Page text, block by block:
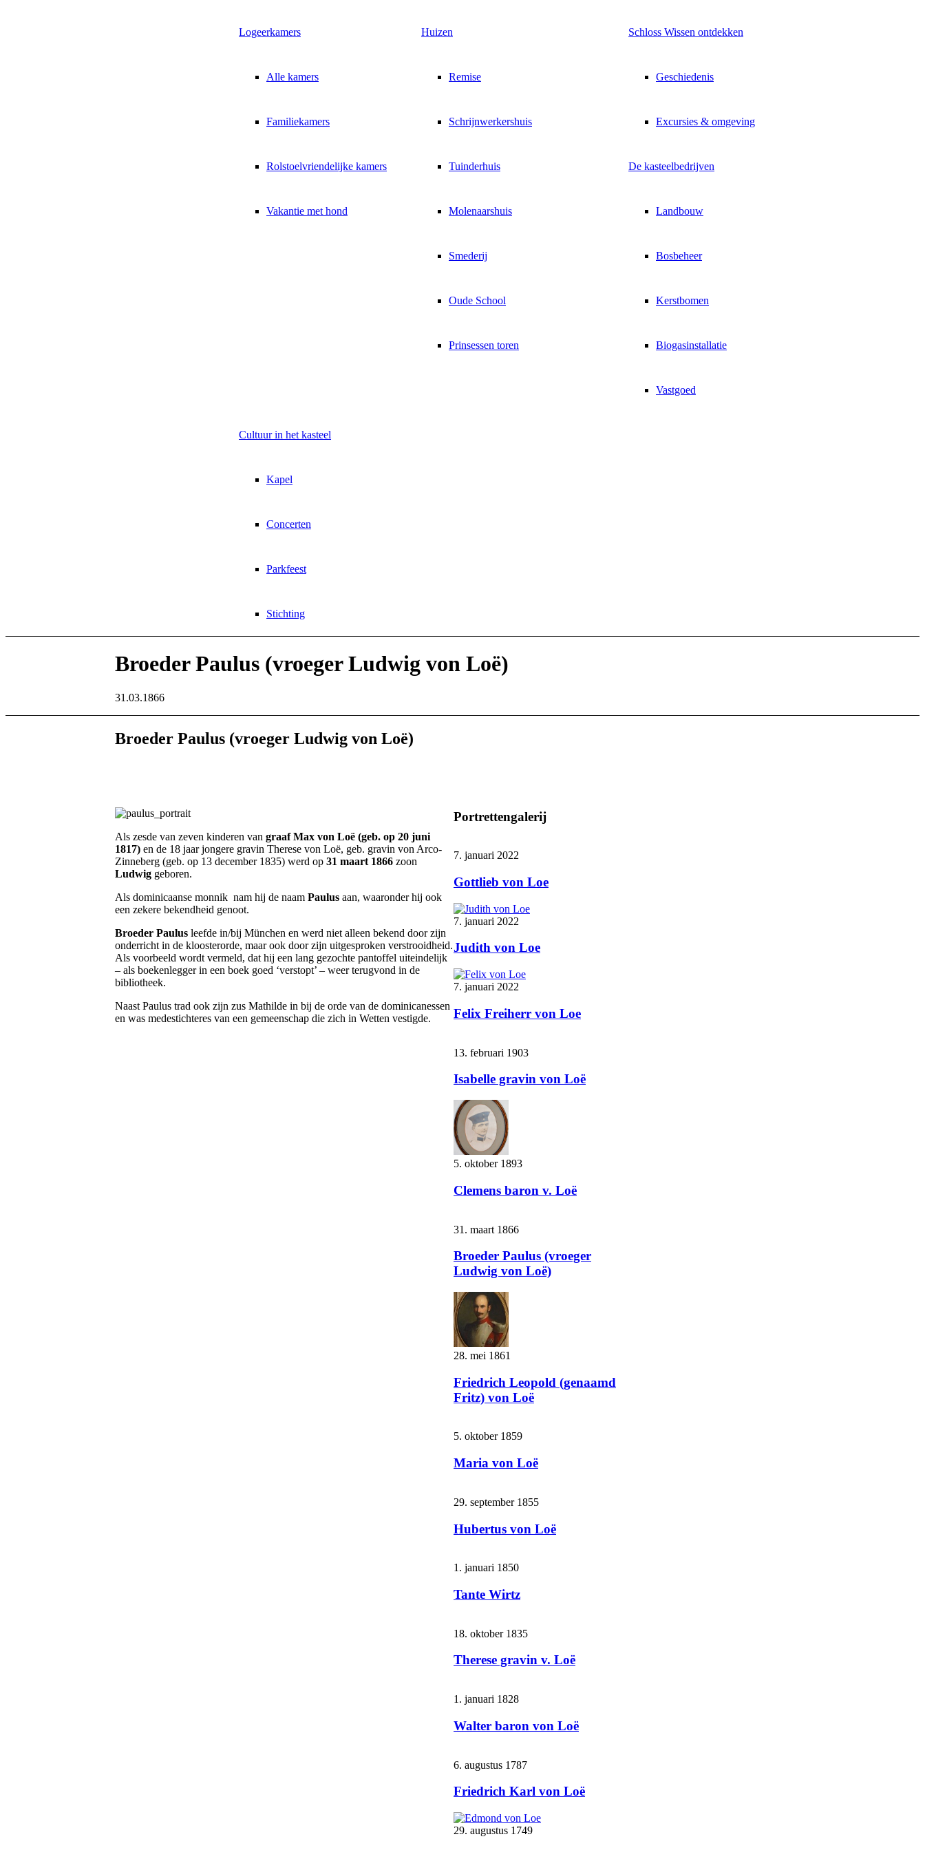
Logeerkamers
Alle kamers
Familiekamers
Rolstoelvriendelijke kamers
Vakantie met hond
Huizen
Remise
Schrijnwerkershuis
Tuinderhuis
Molenaarshuis
Smederij
Oude School
Prinsessen toren
Schloss Wissen ontdekken
Geschiedenis
Excursies & omgeving
De kasteelbedrijven
Landbouw
Bosbeheer
Kerstbomen
Biogasinstallatie
Vastgoed
Cultuur in het kasteel
Kapel
Concerten
Parkfeest
Stichting
Broeder Paulus (vroeger Ludwig von Loë)
31.03.1866
Broeder Paulus (vroeger Ludwig von Loë)
Als zesde van zeven kinderen van graaf Max von Loë (geb. op 20 juni
1817) en de 18 jaar jongere gravin Therese von Loë, geb. gravin von Arco-
Zinneberg (geb. op 13 december 1835) werd op 31 maart 1866 zoon
Ludwig geboren.
Als dominicaanse monnik nam hij de naam Paulus aan, waaronder hij ook
een zekere bekendheid genoot.
Broeder Paulus leefde in/bij München en werd niet alleen bekend door zijn
onderricht in de kloosterorde, maar ook door zijn uitgesproken verstrooidheid.
Als voorbeeld wordt vermeld, dat hij een lang gezochte pantoffel uiteindelijk
– als boekenlegger in een boek goed ‘verstopt’ – weer terugvond in de
bibliotheek.
Naast Paulus trad ook zijn zus Mathilde in bij de orde van de dominicanessen
en was medestichteres van een gemeenschap die zich in Wetten vestigde.
Portrettengalerij
7. januari 2022
Gottlieb von Loe
7. januari 2022
Judith von Loe
7. januari 2022
Felix Freiherr von Loe
13. februari 1903
Isabelle gravin von Loë
5. oktober 1893
Clemens baron v. Loë
31. maart 1866
Broeder Paulus (vroeger
Ludwig von Loë)
28. mei 1861
Friedrich Leopold (genaamd
Fritz) von Loë
5. oktober 1859
Maria von Loë
29. september 1855
Hubertus von Loë
1. januari 1850
Tante Wirtz
18. oktober 1835
Therese gravin v. Loë
1. januari 1828
Walter baron von Loë
6. augustus 1787
Friedrich Karl von Loë
29. augustus 1749